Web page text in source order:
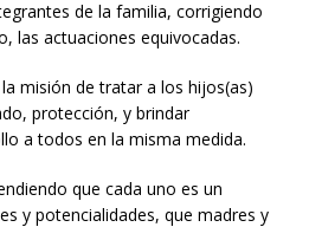
de la familia, corrigiendo
las actuaciones equivocadas.
misión de tratar a los hijos(as)
protección, y brindar
a todos en la misma medida.
que cada uno es un
y potencialidades, que madres y